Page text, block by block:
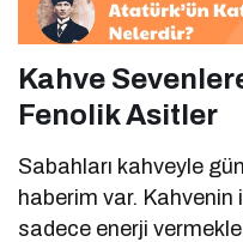
Kahve
Fenolik Asitler
Sabahları kahveyle
haberim var.
sadece enerji